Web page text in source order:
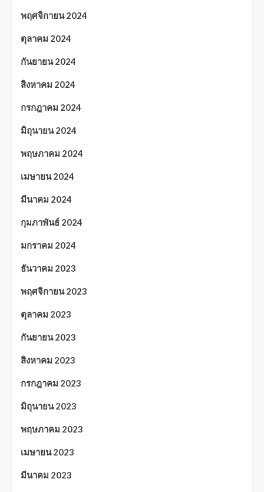
พฤศจิกายน 2024
ตุลาคม 2024
กันยายน 2024
สิงหาคม 2024
กรกฎาคม 2024
มิถุนายน 2024
พฤษภาคม 2024
เมษายน 2024
มีนาคม 2024
กุมภาพันธ์ 2024
มกราคม 2024
ธันวาคม 2023
พฤศจิกายน 2023
ตุลาคม 2023
กันยายน 2023
สิงหาคม 2023
กรกฎาคม 2023
มิถุนายน 2023
พฤษภาคม 2023
เมษายน 2023
มีนาคม 2023